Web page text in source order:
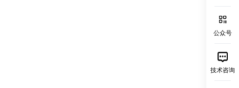
公众号
技术咨询